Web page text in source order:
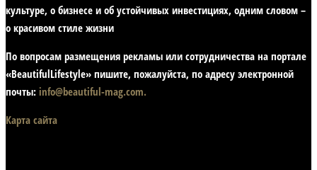
культуре, о бизнесе и об устойчивых инвестициях, одним словом –
о красивом стиле жизни
По вопросам размещения рекламы или сотрудничества на портале
«BeautifulLifestyle» пишите, пожалуйста, по адресу электронной
почты: info@beautiful-mag.com.
Карта сайта